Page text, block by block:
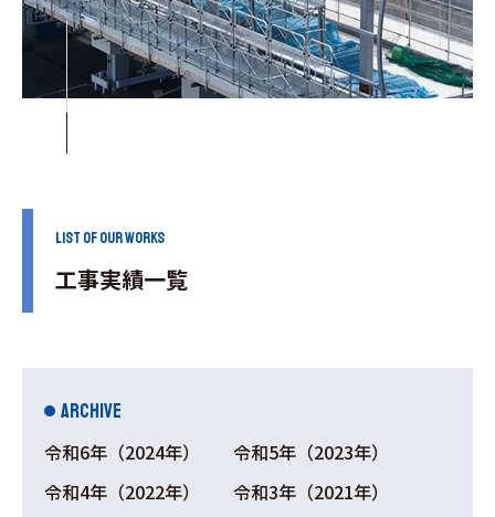
LIST OF OUR WORKS
工事実績一覧
ARCHIVE
令和6年（2024年）
令和5年（2023年）
令和4年（2022年）
令和3年（2021年）